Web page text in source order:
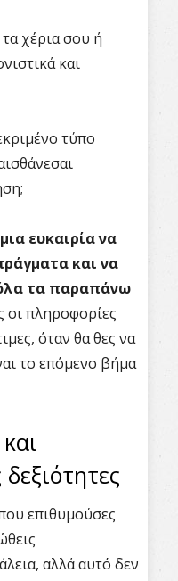
χέρια σου ή
και
τύπο
ευκαιρία να
και να
τα παραπάνω
οι πληροφορίες
όταν θα θες να
το επόμενο βήμα
επιθυμούσες
αλλά αυτό δεν